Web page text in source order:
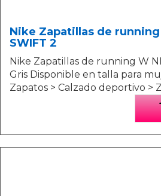
Nike Zapatillas de running
SWIFT 2
Nike Zapatillas de running W
Gris Disponible en talla para
Zapatos > Calzado deportivo >